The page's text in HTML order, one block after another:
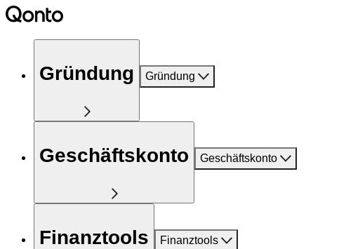
Gründung Gründung
Geschäftskonto Geschäftskonto
Finanztools Finanztools